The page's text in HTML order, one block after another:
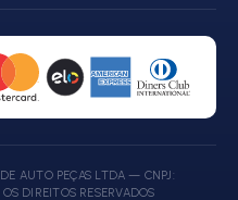
AUTO PEÇAS LTDA — CNPJ:
DIREITOS RESERVADOS